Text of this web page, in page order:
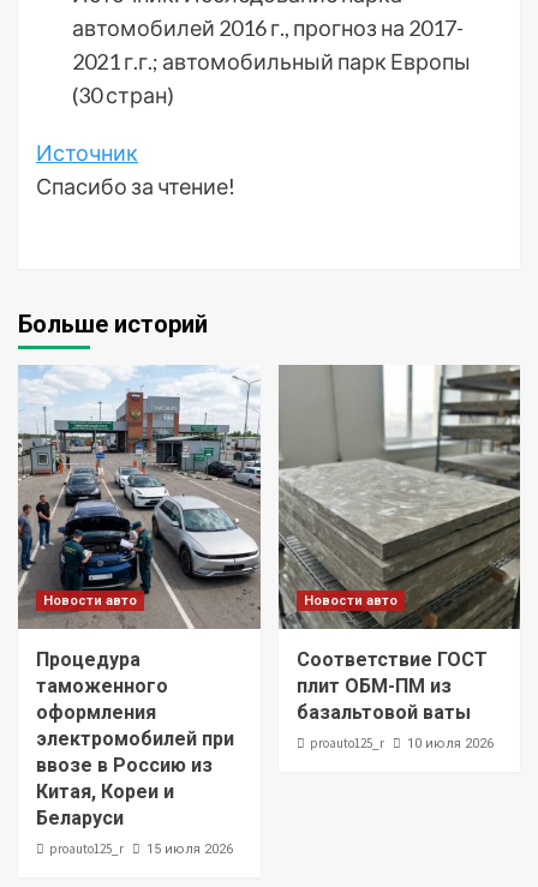
автомобилей 2016 г., прогноз на 2017-
2021 г.г.; автомобильный парк Европы
(30 стран)
Источник
Спасибо за чтение!
Больше историй
Новости авто
Процедура
таможенного
оформления
электромобилей при
ввозе в Россию из
Китая, Кореи и
Беларуси
proauto125_r 15 июля 2026
Новости авто
Соответствие ГОСТ
плит ОБМ-ПМ из
базальтовой ваты
proauto125_r 10 июля 2026